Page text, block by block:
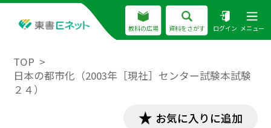
教科の広場 資料をさがす ログイン メニュー
TOP
日本の都市化（2003年［現社］センター試験本試験
２４）
お気に入りに追加